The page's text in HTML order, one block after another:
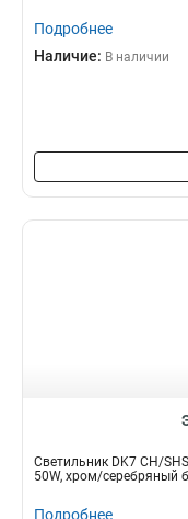
Подробнее
Наличие: В наличии
Светильник DK7 CH/
50W, хром/серебряный
Подробнее